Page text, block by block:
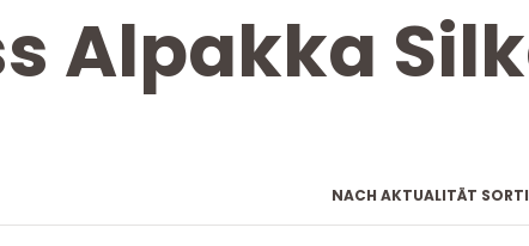
Alpakka